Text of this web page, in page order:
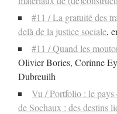
#11 / La gratuité des
delà de la justice sociale,
#11 / Quand les
Olivier Bories, Corinne
Dubreuilh
Vu / Portfolio : le pays
de Sochaux : des destins